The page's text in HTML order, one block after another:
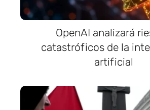
OpenAI analizará
catastróficos de la
artificial